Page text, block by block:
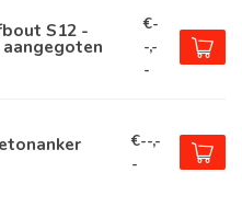
S12 -
€-
-,-
-
€--,-
-